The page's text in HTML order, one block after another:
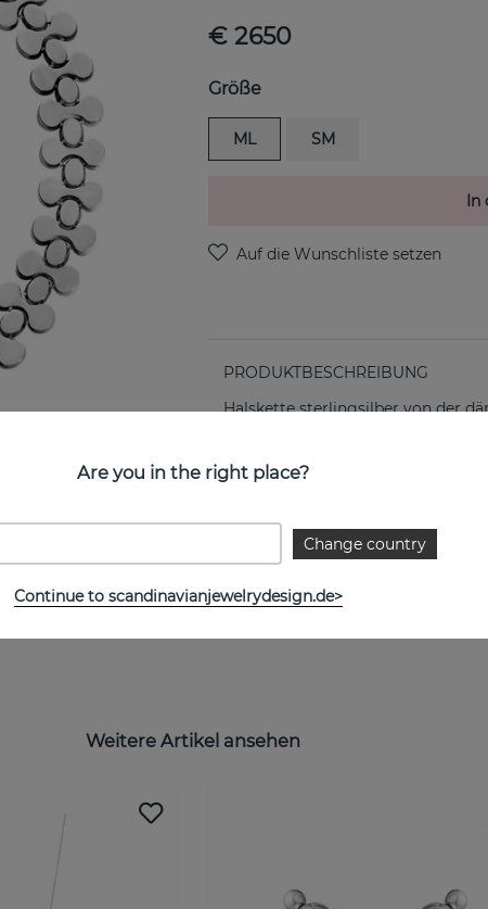
€ 2650
Größe
ML SM
In
PRODUKTBESCHREIBUNG
Halskette sterlingsilber von der
EIGENSCHAFTEN
Weitere Artikel ansehen
Are you in the right place?
Change country
Continue to scandinavianjewelrydesign.de>